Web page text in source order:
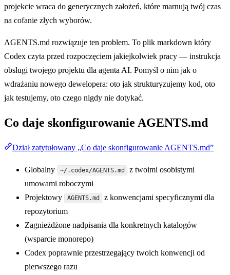
projekcie wraca do generycznych założeń, które marnują twój czas
na cofanie złych wyborów.
AGENTS.md rozwiązuje ten problem. To plik markdown który
Codex czyta przed rozpoczęciem jakiejkolwiek pracy — instrukcja
obsługi twojego projektu dla agenta AI. Pomyśl o nim jak o
wdrażaniu nowego dewelopera: oto jak strukturyzujemy kod, oto
jak testujemy, oto czego nigdy nie dotykać.
Co daje skonfigurowanie AGENTS.md
Dział zatytułowany „Co daje skonfigurowanie AGENTS.md”
Globalny ~/.codex/AGENTS.md
z twoimi osobistymi
umowami roboczymi
Projektowy
AGENTS.md
z konwencjami specyficznymi dla
repozytorium
Zagnieżdżone nadpisania dla konkretnych katalogów
(wsparcie monorepo)
Codex poprawnie przestrzegający twoich konwencji od
pierwszego razu